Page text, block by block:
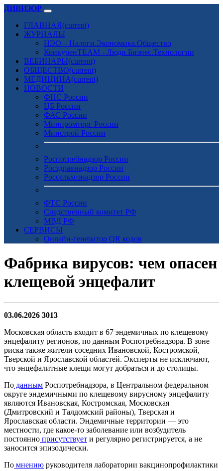
ДИВИЗОР
ГЛАВНАЯ(current)
ЖУРНАЛЫ
НЭО – Налоги.Экономика.Общество
КонкуренTEAM - Люди.Бизнес.Технологии
ВЕБИНАРЫ(current)
ОБЩЕСТВО(current)
МЕДИЦИНА(current)
НОВОСТИ
ФНС России
ЦБ России
ФАС России
Минпромторг России
Минстрой России
Роспотребнадзор России
Росздравнадзор России
Россельхознадзор России
ФТС России
Следственный комитет РФ
МВД РФ
СЕРВИСЫ
Онлайн-генератор QR кодов
Фабрика вирусов: чем опасен
клещевой энцефалит
03.06.2026 3013
Московская область входит в 67 эндемичных по клещевому
энцефалиту регионов, по данным Роспотребнадзора. В зоне
риска также жители соседних Ивановской, Костромской,
Тверской и Ярославской областей. Эксперты не исключают,
что энцефалитные клещи могут добраться и до столицы.
По данным Роспотребнадзора, в Центральном федеральном
округе эндемичными по клещевому вирусному энцефалиту
являются Ивановская, Костромская, Московская
(Дмитровский и Талдомский районы), Тверская и
Ярославская области. Эндемичные территории — это
местности, где какое‑то заболевание или возбудитель
постоянно присутствует и регулярно регистрируется, а не
заносится эпизодически.
По мнению руководителя лаборатории вакцинопрофилактики